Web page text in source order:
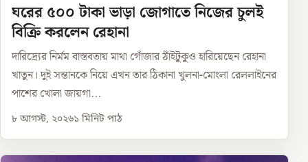
ঘরের ৫০০ টাকা ভাড়া জোগাতে নিজের চুলই
বিক্রি করলেন রেহানা
দারিদ্র্যের নির্মম বাস্তবতায় মাথা গোঁজার ঠাঁইটুকুও হারিয়েছেন রেহানা
খাতুন। দুই সন্তানকে নিয়ে এখন তার ঠিকানা খুলনা-মোংলা রেললাইনের
পাশের খোলা জায়গা...
৮ আগস্ট, ২০২৬১ মিনিট পাঠ